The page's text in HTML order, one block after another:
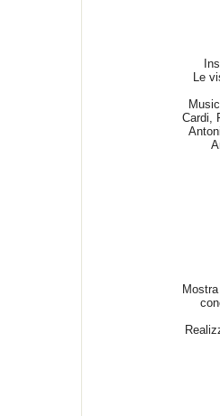
Le
Cardi,